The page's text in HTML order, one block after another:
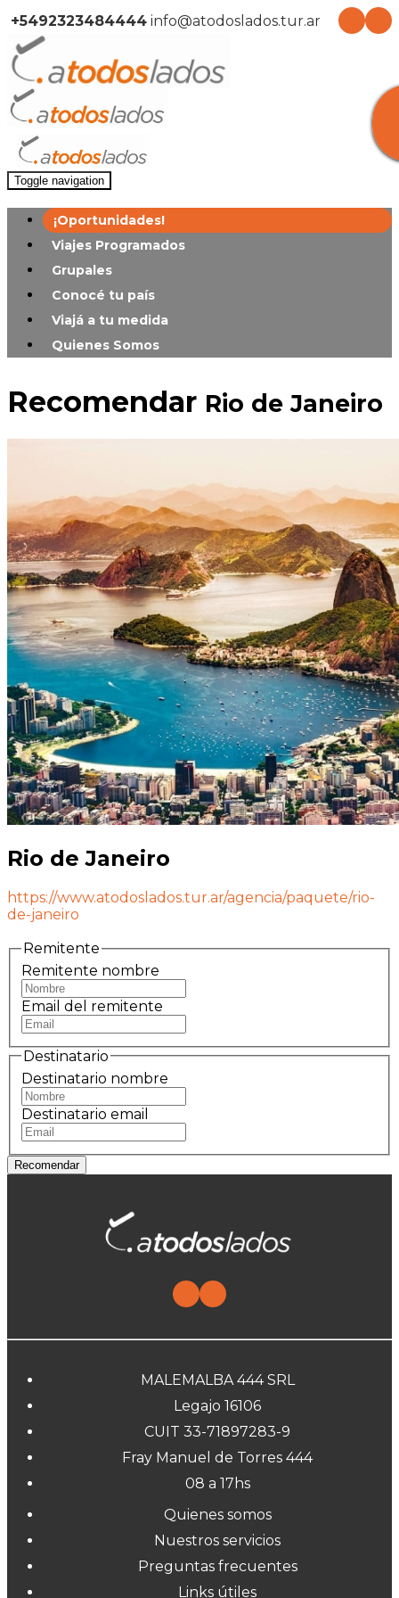
+5492323484444 info@atodoslados.tur.ar
Toggle navigation
¡Oportunidades!
Viajes Programados
Grupales
Conocé tu país
Viajá a tu medida
Quienes Somos
Recomendar Rio de Janeiro
Rio de Janeiro
https://www.atodoslados.tur.ar/agencia/paquete/rio-
de-janeiro
Remitente
Remitente nombre
Email del remitente
Destinatario
Destinatario nombre
Destinatario email
Recomendar
MALEMALBA 444 SRL
Legajo 16106
CUIT 33-71897283-9
Fray Manuel de Torres 444
08 a 17hs
Quienes somos
Nuestros servicios
Preguntas frecuentes
Links útiles